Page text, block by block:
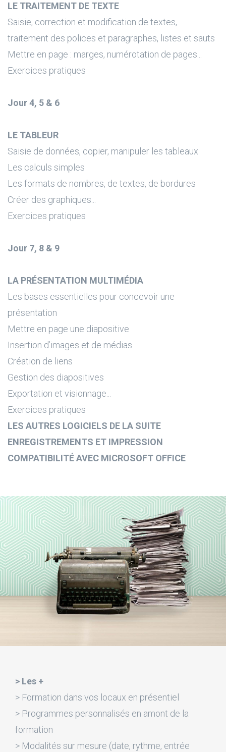
LE TRAITEMENT DE TEXTE
Saisie, correction et modification de textes,
traitement des polices et paragraphes, listes et sauts
Mettre en page : marges, numérotation de pages...
Exercices pratiques
Jour 4, 5 & 6
LE TABLEUR
Saisie de données, copier, manipuler les tableaux
Les calculs simples
Les formats de nombres, de textes, de bordures
Créer des graphiques...
Exercices pratiques
Jour 7, 8 & 9
LA PRÉSENTATION MULTIMÉDIA
Les bases essentielles pour concevoir une
présentation
Mettre en page une diapositive
Insertion d’images et de médias
Création de liens
Gestion des diapositives
Exportation et visionnage...
Exercices pratiques
LES AUTRES LOGICIELS DE LA SUITE
ENREGISTREMENTS ET IMPRESSION
COMPATIBILITÉ AVEC MICROSOFT OFFICE
> Les +
> Formation dans vos locaux en présentiel
> Programmes personnalisés en amont de la
formation
> Modalités sur mesure (date, rythme, entrée